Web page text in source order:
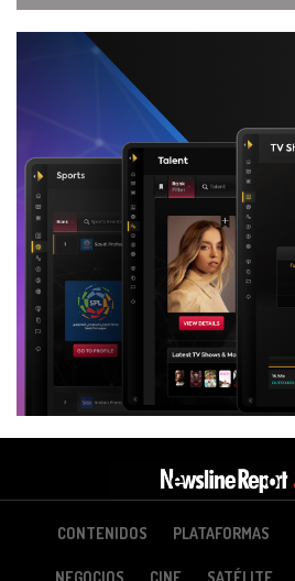
CONTENIDOS PLATAFORMAS
NEGOCIOS CINE SATÉLITE